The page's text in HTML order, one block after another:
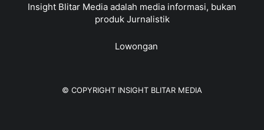
Insight Blitar Media adalah media informasi, bukan
produk Jurnalistik
Lowongan
© COPYRIGHT INSIGHT BLITAR MEDIA